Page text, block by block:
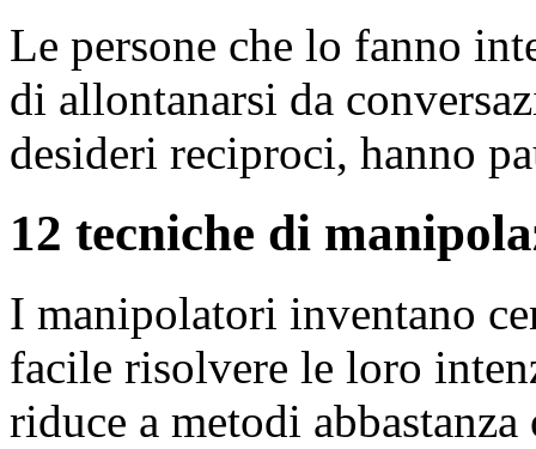
Le persone che lo fanno
di allontanarsi da
desideri reciproci, hanno
12 tecniche di
I manipolatori inventano
facile risolvere le loro
riduce a metodi